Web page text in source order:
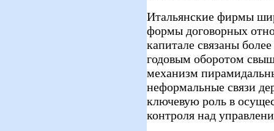
Итальянские фирмы
формы договорных
капитале связаны
годовым оборотом
механизм
неформальные связи
ключевую роль в
контроля над